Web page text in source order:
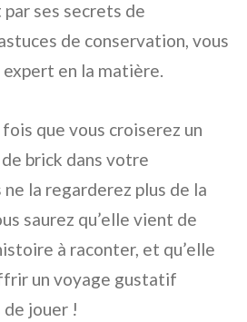
par ses secrets de
de conservation, vous
en la matière.
que vous croiserez un
brick dans votre
ne la regarderez plus de la
saurez qu’elle vient de
à raconter, et qu’elle
un voyage gustatif
de jouer !